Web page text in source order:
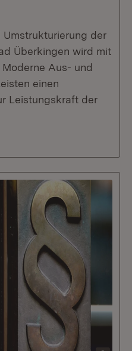
der
Überkingen wird mit
Aus- und
einen
Leistungskraft der